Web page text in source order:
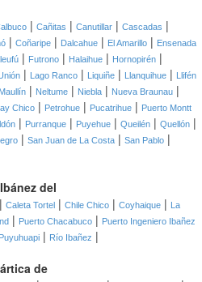
| Cañitas | Canutillar | Cascadas |
| Coñaripe | Dalcahue | El Amarillo | Ensenada
| Futrono | Halaihue | Hornopirén |
| Lago Ranco | Liquiñe | Llanquihue | Llifén
Maullín | Neltume | Niebla | Nueva Braunau |
Chico | Petrohue | Pucatrihue | Puerto Montt
| Purranque | Puyehue | Queilén | Quellón |
| San Juan de La Costa | San Pablo |
del
| Caleta Tortel | Chile Chico | Coyhaique |
La
| Puerto Chacabuco | Puerto Ingeniero Ibañez
Puyuhuapi | Río Ibañez |
de